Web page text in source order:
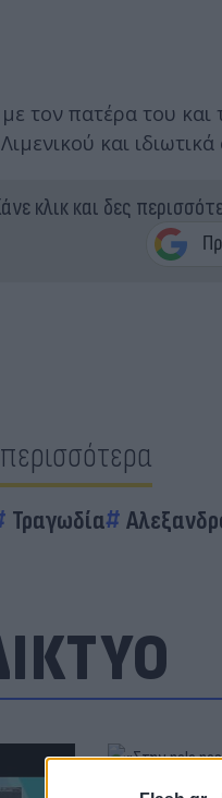
τον πατέρα του
και
κλικ και δες
Τραγωδία